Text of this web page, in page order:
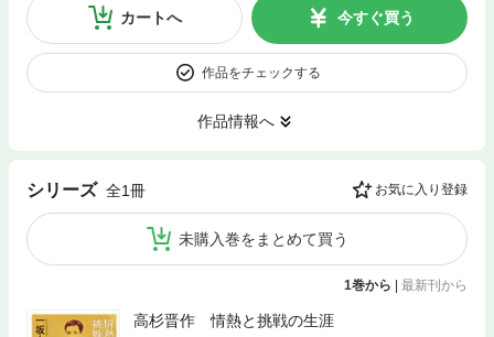
カートへ 今すぐ買う
作品をチェックする
作品情報へ
シリーズ 全1冊 お気に入り登録
未購入巻をまとめて買う
1巻から 最新刊から
高杉晋作 情熱と挑戦の生涯